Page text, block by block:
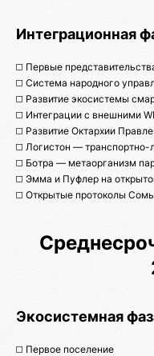
Интеграционная
◻️ Первые
◻️ Система народного
◻️ Развитие экосистемы
◻️ Интеграции с внешними
◻️ Развитие Октархии
◻️ Логистон — транспортно-
◻️ Ботра — метаорганизм
◻️ Эмма и Пуфлер на
◻️ Открытые протоколы
Экосистемная
◻️ Первое поселение